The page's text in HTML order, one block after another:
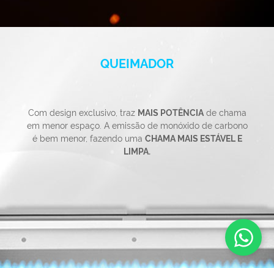
QUEIMADOR
Com design exclusivo, traz MAIS POTÊNCIAde chama
em menor espaço. A emissão de monóxido de carbono
é bem menor, fazendo uma CHAMA MAIS ESTÁVEL E
LIMPA.